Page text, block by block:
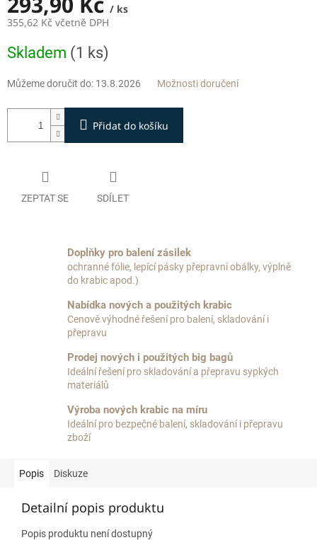
/ ks
355,62 Kč včetně DPH
cena:
Skladem (1 ks)
Můžeme doručit do: 13.8.2026 Možnosti doručení
Přidat do košíku
ZEPTAT SE SDÍLET
Doplňky pro balení zásilek
ochranné fólie, lepící pásky přepravní obálky, výplně
do krabic apod.)
Nabídka nových a použitých krabic
Cenově výhodné řešení pro balení, skladování i
přepravu
Prodej nových i použitých big bagů
Ideální řešení pro skladování a přepravu sypkých
materiálů
Výroba nových krabic na míru
Ideální pro bezpečné balení, skladování i přepravu
zboží
Popis Diskuze
Detailní popis produktu
Popis produktu není dostupný